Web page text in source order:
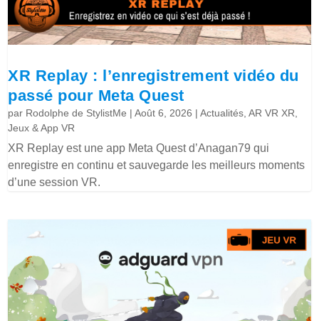
XR Replay : l’enregistrement vidéo du
passé pour Meta Quest
par Rodolphe de StylistMe |Août 6, 2026 |Actualités,AR VR XR,
Jeux & App VR
XR Replay est une app Meta Quest d’Anagan79 qui
enregistre en continu et sauvegarde les meilleurs moments
d’une session VR.